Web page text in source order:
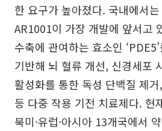
한 요구가 높아졌다. 국내에서
AR1001이 가장 개발에 앞서고
수축에 관여하는 효소인
기반해 뇌 혈류 개선, 신경세포
활성화를 통한 독성 단백질 제
등 다중 작용 기전 치료제다. 현
북미·유럽·아시아 13개국에서